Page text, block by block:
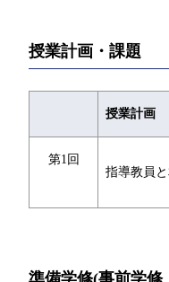
授業計画・課題
授業計画
第1回
指導教員